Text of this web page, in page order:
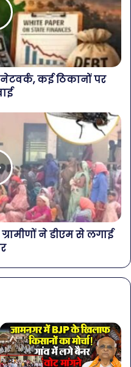
नेटवर्क, कई ठिकानों पर
ने डीएम से लगाई